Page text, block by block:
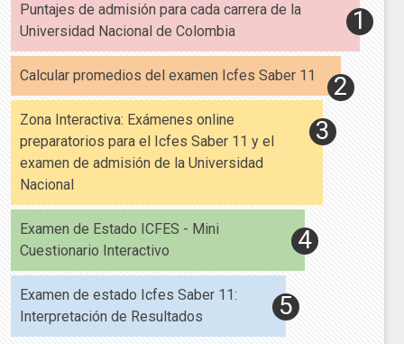
Puntajes de admisión para cada carrera de la
Universidad Nacional de Colombia
Calcular promedios del examen Icfes Saber 11
Zona Interactiva: Exámenes online
preparatorios para el Icfes Saber 11 y el
examen de admisión de la Universidad
Nacional
Examen de Estado ICFES - Mini
Cuestionario Interactivo
Examen de estado Icfes Saber 11:
Interpretación de Resultados